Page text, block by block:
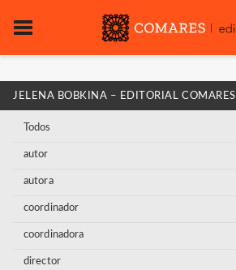
JELENA BOBKINA – EDITORIAL COMARES
Todos
autor
autora
coordinador
coordinadora
director